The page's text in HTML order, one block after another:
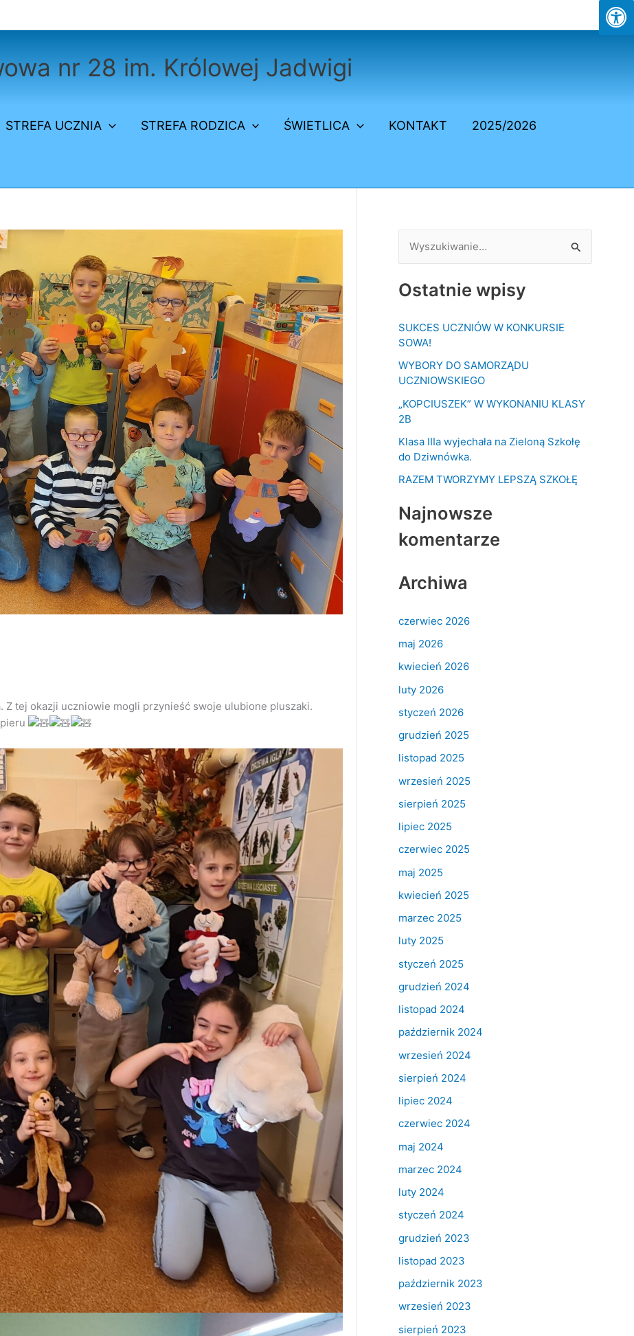
nr 28 im. Królowej Jadwigi
STREFA UCZNIA STREFA RODZICA ŚWIETLICA KONTAKT 2025/2026
tej okazji uczniowie mogli przynieść swoje ulubione pluszaki.
u
a
d
a
:
Ostatnie wpisy
SUKCES UCZNIÓW W KONKURSIE
SOWA!
WYBORY DO SAMORZĄDU
UCZNIOWSKIEGO
„KOPCIUSZEK” W WYKONANIU KLASY
2B
Klasa IIIa wyjechała na Zieloną Szkołę
do Dziwnówka.
RAZEM TWORZYMY LEPSZĄ SZKOŁĘ
Najnowsze
komentarze
Archiwa
czerwiec 2026
maj 2026
kwiecień 2026
luty 2026
styczeń 2026
grudzień 2025
listopad 2025
wrzesień 2025
sierpień 2025
lipiec 2025
czerwiec 2025
maj 2025
kwiecień 2025
marzec 2025
luty 2025
styczeń 2025
grudzień 2024
listopad 2024
październik 2024
wrzesień 2024
sierpień 2024
lipiec 2024
czerwiec 2024
maj 2024
marzec 2024
luty 2024
styczeń 2024
grudzień 2023
listopad 2023
październik 2023
wrzesień 2023
sierpień 2023